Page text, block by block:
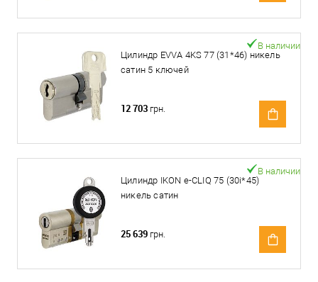
Цилиндр EVVA 4KS 77 (31*46) никель
сатин 5 ключей
В наличии
12 703 грн.
Цилиндр IKON e-CLIQ 75 (30i*45)
никель сатин
В наличии
25 639 грн.